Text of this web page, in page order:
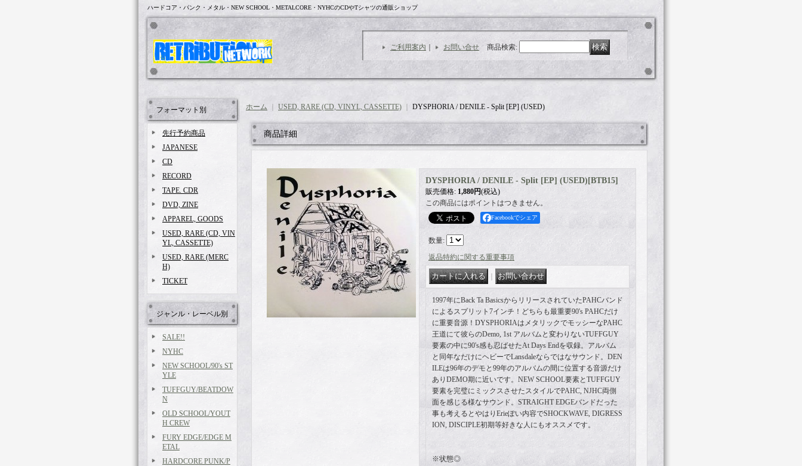
ハードコア・パンク・メタル・NEW SCHOOL・METALCORE・NYHCのCDやTシャツの通販ショップ
ご利用案内 お問い合せ 商品検索:
フォーマット別
先行予約商品
JAPANESE
CD
RECORD
TAPE. CDR
DVD, ZINE
APPAREL, GOODS
USED, RARE (CD, VIN
YL, CASSETTE)
USED, RARE (MERC
H)
TICKET
ジャンル・レーベル別
SALE!!
NYHC
NEW SCHOOL/90's ST
YLE
TUFFGUY/BEATDOW
N
OLD SCHOOL/YOUT
H CREW
FURY EDGE/EDGE M
ETAL
HARDCORE PUNK/P
ホーム USED, RARE (CD, VINYL, CASSETTE) DYSPHORIA / DENILE - Split [EP] (USED)
商品詳細
DYSPHORIA / DENILE - Split [EP] (USED) [BTB15]
販売価格: 1,880円(税込)
この商品にはポイントはつきません。
Facebookでシェア
数量:
返品特約に関する重要事項
1997年にBack Ta BasicsからリリースされていたPAHCバンド
によるスプリット7インチ！どちらも最重要90's PAHCだけ
に重要音源！DYSPHORIAはメタリックでモッシーなPAHC
王道にて彼らのDemo, 1st アルバムと変わりないTUFFGUY
要素の中に90's感も忍ばせたAt Days Endを収録。アルバム
と同年なだけにヘビーでLansdaleならではなサウンド。DEN
ILEは96年のデモと99年のアルバムの間に位置する音源だけ
ありDEMO期に近いです。NEW SCHOOL要素とTUFFGUY
要素を完璧にミックスさせたスタイルでPAHC, NJHC両側
面を感じる様なサウンド。STRAIGHT EDGEバンドだった
事も考えるとやはりErieぽい内容でSHOCKWAVE, DIGRESS
ION, DISCIPLE初期等好きな人にもオススメです。
※状態◎